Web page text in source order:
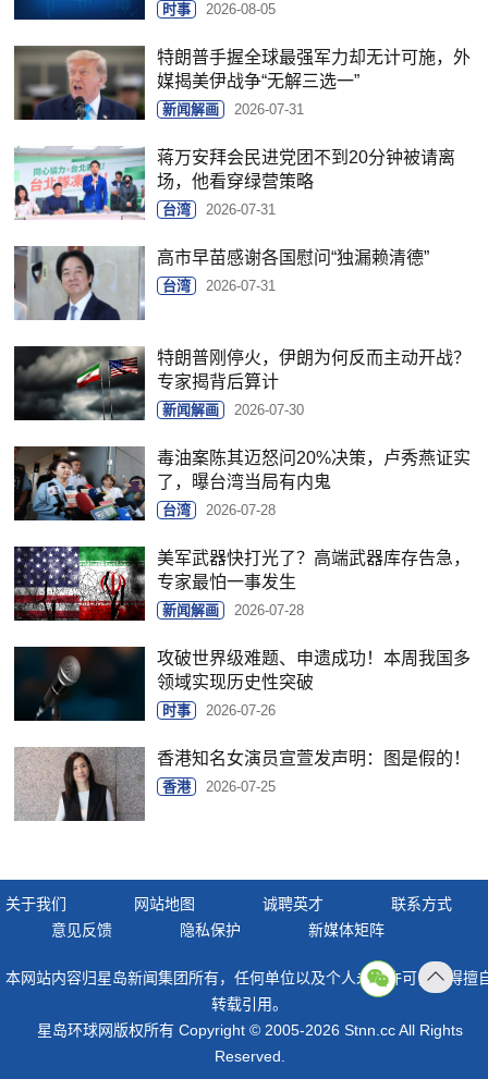
时事 2026-08-05
特朗普手握全球最强军力却无计可施，外
媒揭美伊战争“无解三选一”
新闻解画 2026-07-31
蒋万安拜会民进党团不到20分钟被请离
场，他看穿绿营策略
台湾 2026-07-31
高市早苗感谢各国慰问“独漏赖清德”
台湾 2026-07-31
特朗普刚停火，伊朗为何反而主动开战？
专家揭背后算计
新闻解画 2026-07-30
毒油案陈其迈怒问20%决策，卢秀燕证实
了，曝台湾当局有内鬼
台湾 2026-07-28
美军武器快打光了？高端武器库存告急，
专家最怕一事发生
新闻解画 2026-07-28
攻破世界级难题、申遗成功！本周我国多
领域实现历史性突破
时事 2026-07-26
香港知名女演员宣萱发声明：图是假的！
香港 2026-07-25
关于我们 网站地图 诚聘英才
联系方式
意见反馈
隐私保护 新媒体矩阵
本网站内容归星岛新闻集团所有，任何单位以及个人未经许可，不得擅
转载引用。
星岛环球网版权所有 Copyright © 2005-2026 Stnn.cc All Rights
Reserved.
顶部